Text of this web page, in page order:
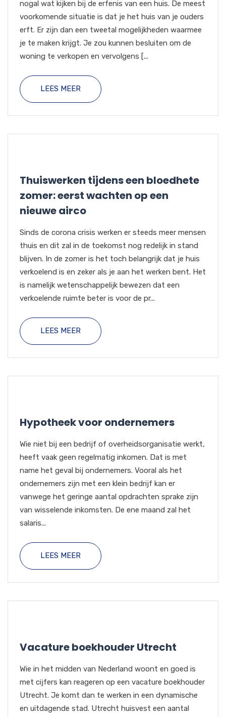
nogal wat kijken bij de erfenis van een huis. De meest
voorkomende situatie is dat je het huis van je ouders
erft. Er zijn dan een tweetal mogelijkheden waarmee
je te maken krijgt. Je zou kunnen besluiten om de
woning te verkopen en vervolgens [...
LEES MEER
Thuiswerken tijdens een bloedhete
zomer: eerst wachten op een
nieuwe airco
Sinds de corona crisis werken er steeds meer mensen
thuis en dit zal in de toekomst nog redelijk in stand
blijven. In de zomer is het toch belangrijk dat je huis
verkoelend is en zeker als je aan het werken bent. Het
is namelijk wetenschappelijk bewezen dat een
verkoelende ruimte beter is voor de pr...
LEES MEER
Hypotheek voor ondernemers
Wie niet bij een bedrijf of overheidsorganisatie werkt,
heeft vaak geen regelmatig inkomen. Dat is met
name het geval bij ondernemers. Vooral als het
ondernemers zijn met een klein bedrijf kan er
vanwege het geringe aantal opdrachten sprake zijn
van wisselende inkomsten. De ene maand zal het
salaris...
LEES MEER
Vacature boekhouder Utrecht
Wie in het midden van Nederland woont en goed is
met cijfers kan reageren op een vacature boekhouder
Utrecht. Je komt dan te werken in een dynamische
en uitdagende stad. Utrecht huisvest een aantal